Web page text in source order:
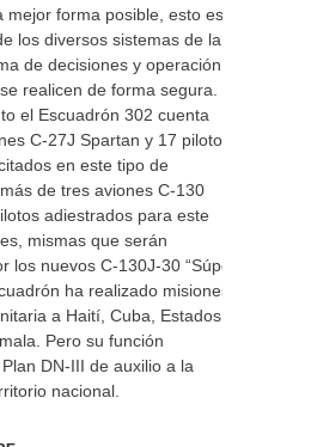
mejor forma posible, esto es
los diversos sistemas de la
de decisiones y operación
realicen de forma segura.
el Escuadrón 302 cuenta
C-27J Spartan y 17 pilotos
en este tipo de
de tres aviones C-130
adiestrados para este
mismas que serán
los nuevos C-130J-30 “Súper
ha realizado misiones
a Haití, Cuba, Estados
Pero su función
DN-III de auxilio a la
nacional.